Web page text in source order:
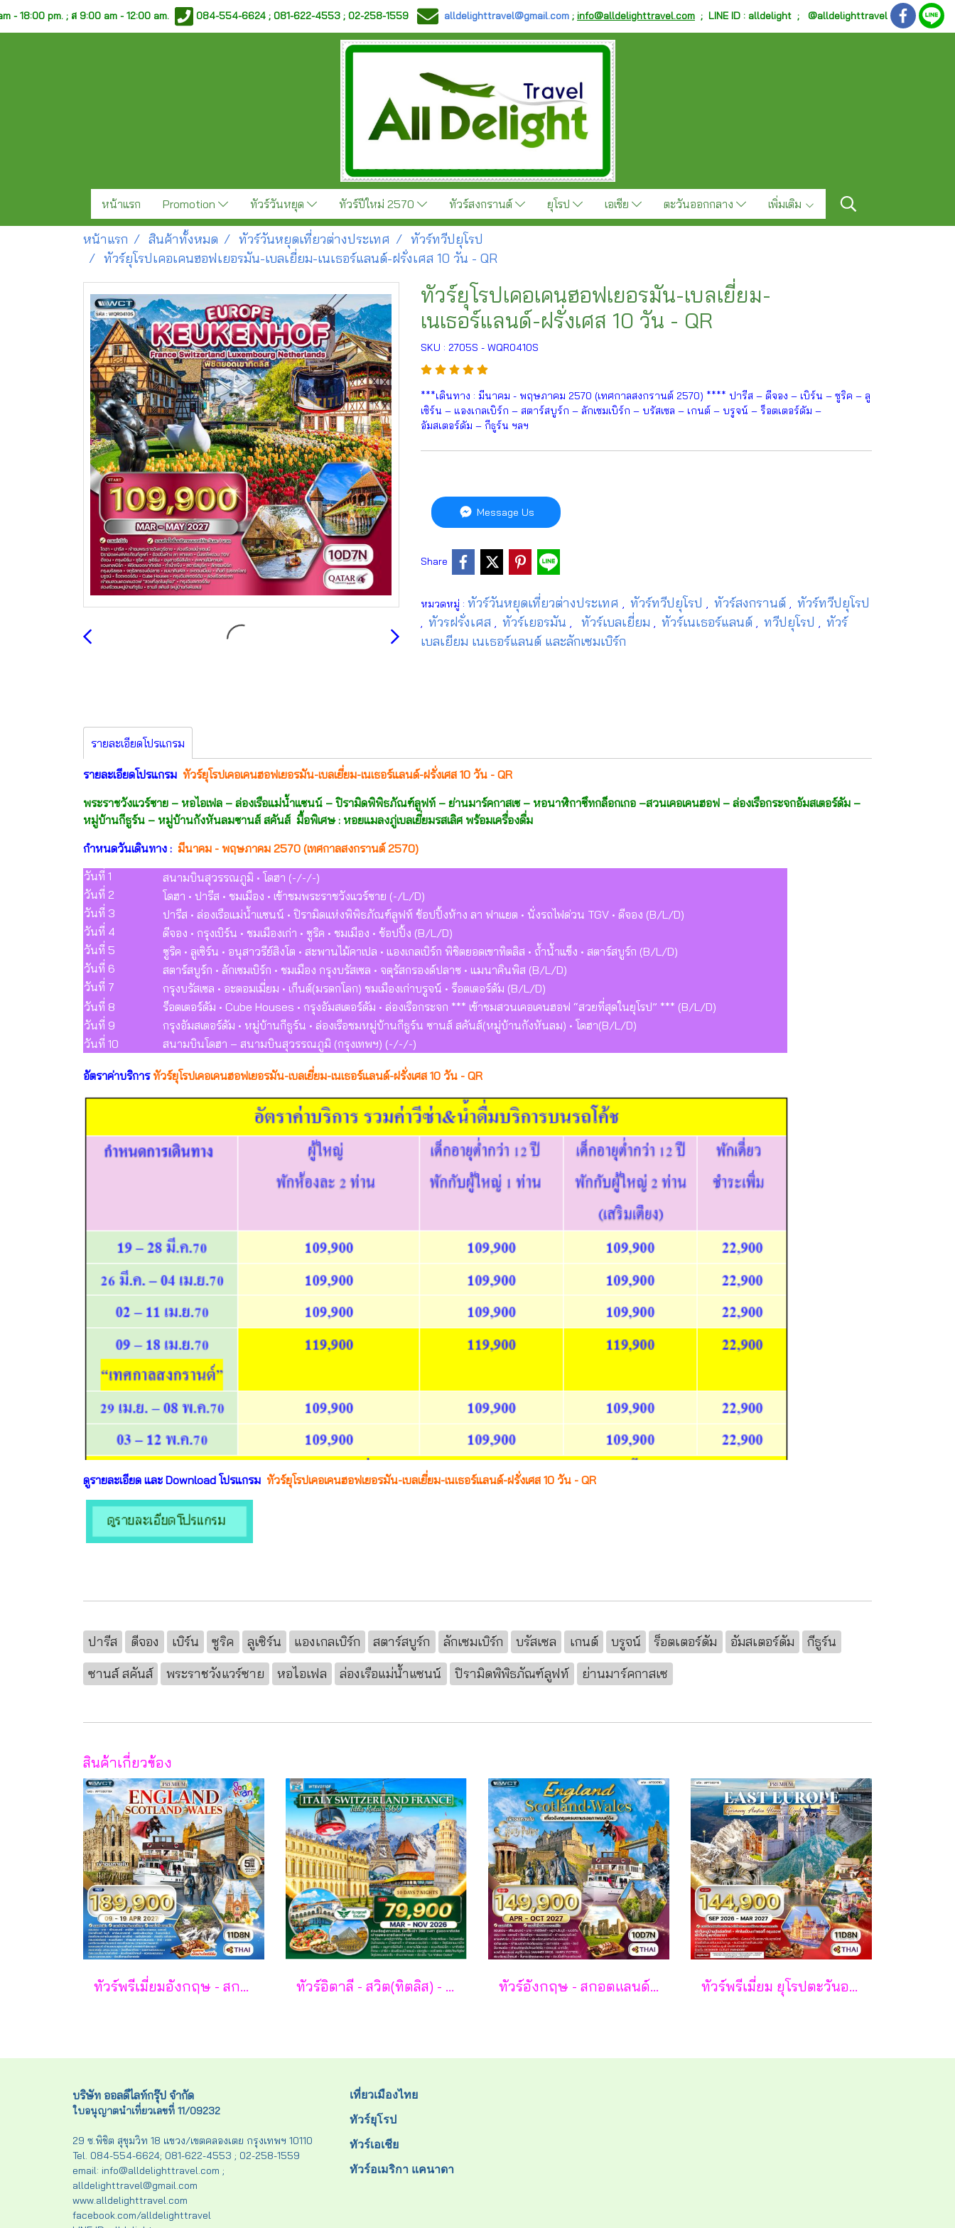
- 18:00 pm. ;ส 9:00 am - 12:00 am. 084-554-6624 ; 081-622-4553 ; 02-258-1559 alldelighttravel@gmail.com ; info@alldelighttravel.com ; LINE ID : alldelight ; @alldelighttravel
หน้าแรก Promotion ทัวร์วันหยุด ทัวร์ปีใหม่ 2570 ทัวร์สงกรานต์ ยุโรป เอเชีย ตะวันออกกลาง เพิ่มเติม
หน้าแรก สินค้าทั้งหมด ทัวร์วันหยุดเที่ยวต่างประเทศ
ทัวร์ทวีปยุโรป
ทัวร์ยุโรปเคอเคนฮอฟเยอรมัน-เบลเยี่ยม-เนเธอร์แลนด์-ฝรั่งเศส 10 วัน - QR
ทัวร์ยุโรปเคอเคนฮอฟเยอรมัน-เบลเยี่ยม-
เนเธอร์แลนด์-ฝรั่งเศส 10 วัน - QR
SKU : 2705S - WQR0410S
***เดินทาง : มีนาคม - พฤษภาคม 2570 (เทศกาลสงกรานต์ 2570) **** ปารีส – ดีจอง – เบิร์น – ซูริค – ลู
เซิร์น – แองเกลเบิร์ก – สตาร์สบูร์ก – ลักเซมเบิร์ก – บรัสเซล – เกนต์ – บรูจน์ – ร็อตเตอร์ดัม –
อัมสเตอร์ดัม – กีธูร์น ฯลฯ
Message Us
Share
หมวดหมู่ : ทัวร์วันหยุดเที่ยวต่างประเทศ ทัวร์ทวีปยุโรป ทัวร์สงกรานต์ ทัวร์ทวีปยุโรป
ทัวรฝรั่งเศส ทัวร์เยอรมัน ทัวร์เบลเยี่ยม ทัวร์เนเธอร์แลนด์ ทวีปยุโรป
ทัวร์
เบลเยียม เนเธอร์แลนด์ และลักเซมเบิร์ก
รายละเอียดโปรแกรม
รายละเอียดโปรแกรม ทัวร์ยุโรปเคอเคนฮอฟเยอรมัน-เบลเยี่ยม-เนเธอร์แลนด์-ฝรั่งเศส 10 วัน - QR
พระราชวังแวร์ซาย – หอไอเฟล – ล่องเรือแม่น้ำแซนน์ – ปิรามิดพิพิธภัณฑ์ลูฟท์ – ย่านมาร์คกาสเซ – หอนาฬิกาซึทกล็อกเกอ –สวนเคอเคนฮอฟ – ล่องเรือกระจกอัมสเตอร์ดัม –
หมู่บ้านกีธูร์น – หมู่บ้านกังหันลมซานส์ สคันส์ มื้อพิเศษ : หอยแมลงภู่เบลเยี่ยมรสเลิศ พร้อมเครื่องดื่ม
กำหนดวันเดินทาง : มีนาคม - พฤษภาคม 2570 (เทศกาลสงกรานต์ 2570)
วันที่ 1
สนามบินสุวรรณภูมิ • โดฮา (-/-/-)
วันที่ 2
โดฮา • ปารีส • ชมเมือง • เข้าชมพระราชวังแวร์ซาย (-/L/D)
วันที่ 3
ปารีส • ล่องเรือแม่น้ำแซนน์ • ปิรามิดแห่งพิพิธภัณฑ์ลูฟท์ ช้อปปิ้งห้าง ลา ฟาแยต • นั่งรถไฟด่วน TGV • ดีจอง (B/L/D)
วันที่ 4
ดีจอง • กรุงเบิร์น • ชมเมืองเก่า • ซูริค • ชมเมือง • ช้อปปิ้ง (B/L/D)
วันที่ 5
ซูริค • ลูเซิร์น • อนุสาวรีย์สิงโต • สะพานไม้คาเปล • แองเกลเบิร์ก พิชิตยอดเขาทิตลิส • ถ้ำน้ำแข็ง • สตาร์สบูร์ก (B/L/D)
วันที่ 6
สตาร์สบูร์ก • ลักเซมเบิร์ก • ชมเมือง กรุงบรัสเซล • จตุรัสกรองด์ปลาซ • แมนาคินพิส (B/L/D)
วันที่ 7
กรุงบรัสเซล • อะตอมเมี่ยม • เก็นต์(มรดกโลก) ชมเมืองเก่าบรูจน์ • ร็อตเตอร์ดัม (B/L/D)
วันที่ 8
ร็อตเตอร์ดัม • Cube Houses • กรุงอัมสเตอร์ดัม • ล่องเรือกระจก *** เข้าชมสวนเคอเคนฮอฟ “สวยที่สุดในยุโรป” *** (B/L/D)
วันที่ 9
กรุงอัมสเตอร์ดัม • หมู่บ้านกีธูร์น • ล่องเรือชมหมู่บ้านกีธูร์น ซานส์ สคันส์(หมู่บ้านกังหันลม) • โดฮา(B/L/D)
วันที่ 10
สนามบินโดฮา – สนามบินสุวรรณภูมิ (กรุงเทพฯ) (-/-/-)
อัตราค่าบริการทัวร์ยุโรปเคอเคนฮอฟเยอรมัน-เบลเยี่ยม-เนเธอร์แลนด์-ฝรั่งเศส 10 วัน - QR
ดูรายละเอียด และ Download โปรแกรม ทัวร์ยุโรปเคอเคนฮอฟเยอรมัน-เบลเยี่ยม-เนเธอร์แลนด์-ฝรั่งเศส 10 วัน - QR
ปารีส ดีจอง เบิร์น ซูริค ลูเซิร์น แองเกลเบิร์ก สตาร์สบูร์ก ลักเซมเบิร์ก บรัสเซล เกนต์ บรูจน์ ร็อตเตอร์ดัม อัมสเตอร์ดัม
กีธูร์น
ซานส์ สคันส์
พระราชวังแวร์ซาย หอไอเฟล ล่องเรือแม่น้ำแซนน์ ปิรามิดพิพิธภัณฑ์ลูฟท์ ย่านมาร์คกาสเซ
สินค้าเกี่ยวข้อง
ทัวร์พรีเมี่ยมอังกฤษ - สกอตแลนด์ -เวลล์ 11 วัน - TG ทัวร์อิตาลี - สวิต(ทิตลิส) - ฝรั่งเศส 10 วัน -SV ทัวร์อังกฤษ - สกอตแลนด์ - เวลส์ 10 วัน - TG ทัวร์พรีเมี่ยม ยุโรปตะวันออก พักหมู่บ้านฮัลล์สตัทท์ 11วัน 8คืน - TG
บริษัท ออลดีไลท์กรุ๊ป จำกัด
ใบอนุญาตนำเที่ยวเลขที่ 11/09232
29 ซ.พิชิต สุขุมวิท 18 แขวง/เขตคลองเตย กรุงเทพฯ 10110
Tel. 084-554-6624; 081-622-4553 ; 02-258-1559
email: info@alldelighttravel.com ;
alldelighttravel@gmail.com
www.alldelighttravel.com
facebook.com/alldelighttravel
เที่ยวเมืองไทย
ทัวร์ยุโรป
ทัวร์เอเชีย
ทัวร์อเมริกา แคนาดา